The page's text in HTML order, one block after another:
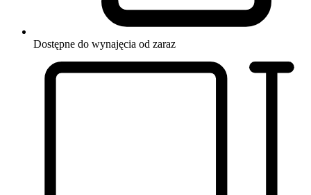
Dostępne do wynajęcia od zaraz